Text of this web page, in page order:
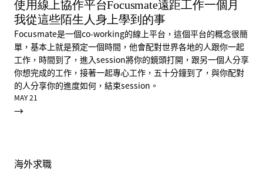
使用線上協作平台Focusmate遠距工作一個月
我從這些陌生人身上學到的事
Focusmate是一個co-working的線上平台，這個平台的概念很簡
單，基本上就是預定一個時間，他會配對世界各地的人跟你一起
工作，時間到了，進入session將你的鏡頭打開，跟另一個人分享
你想完成的工作，接著一起專心工作，五十分鐘到了，與你配對
的人分享你的進度如何，結束session。
MAY 21
→
海外求職